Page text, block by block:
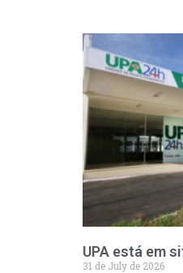
UPA está em
31 de July de 2026